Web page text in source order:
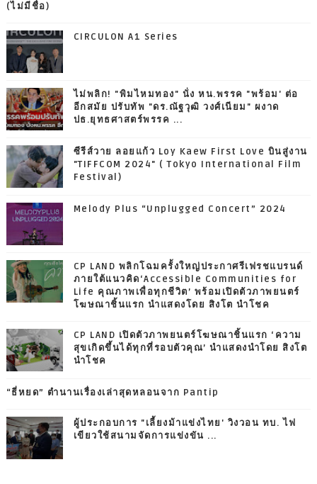
(ไม่มีชื่อ)
CIRCULON A1 Series
ไม่พลิก! "พิมไหมทอง" นั่ง หน.พรรค "พร้อม' ต่อ
อีกสมัย ปรับทัพ "ดร.ณัฐวุฒิ วงศ์เนียม" ผงาด
ปธ.ยุทธศาสตร์พรรค ...
ซีรีส์วาย ลอยแก้ว Loy Kaew First Love บินสู่งาน
"TIFFCOM 2024" ( Tokyo International Film
Festival)
Melody Plus “Unplugged Concert” 2024
CP LAND พลิกโฉมครั้งใหญ่ประกาศรีเฟรชแบรนด์
ภายใต้แนวคิด‘Accessible Communities for
Life คุณภาพเพื่อทุกชีวิต’ พร้อมเปิดตัวภาพยนตร์
โฆษณาชิ้นแรก นำแสดงโดย สิงโต นำโชค
CP LAND เปิดตัวภาพยนตร์โฆษณาชิ้นแรก ‘ความ
สุขเกิดขึ้นได้ทุกที่รอบตัวคุณ’ นำแสดงนำโดย สิงโต
นำโชค
“ธี่หยด” ตำนานเรื่องเล่าสุดหลอนจาก Pantip
ผู้ประกอบการ "เลี้ยงม้าแข่งไทย' วิงวอน ทบ. ไฟ
เขียวใช้สนามจัดการแข่งขัน ...